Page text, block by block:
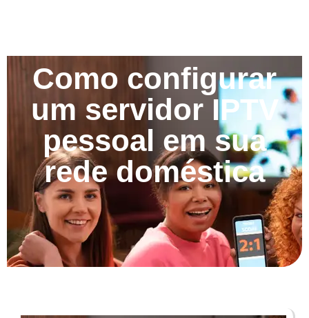
Como configurar
um servidor IPTV
pessoal em sua
rede doméstica